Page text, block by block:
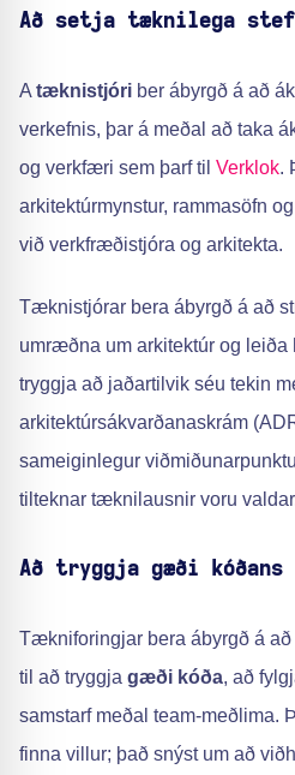
Að setja tæknilega
Atæknistjóri ber ábyrgð á að
verkefnis, þar á meðal að taka
og verkfæri sem þarf til Verklok.
arkitektúrmynstur, rammasöfn
við verkfræðistjóra og arkitekta.
Tæknistjórar bera ábyrgð á að
umræðna um arkitektúr og leiða
tryggja að jaðartilvik séu tekin
arkitektúrsákvarðanaskrám
sameiginlegur
tilteknar tæknilausnir voru
Að tryggja gæði kóðans
Tækniforingjar bera ábyrgð á
til að tryggja gæði kóða, að
samstarf meðal team-meðlima.
finna villur; það snýst um að